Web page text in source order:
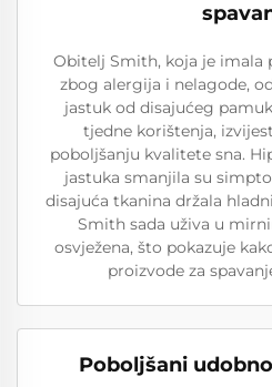
Obitelj Smith, koja je imala
zbog alergija i nelagode,
jastuk od disajućeg
tjedne korištenja,
poboljšanju kvalitete sna.
jastuka smanjila su
disajuća tkanina držala
Smith sada uživa u
osvježena, što pokazuje
proizvode za
Poboljšani